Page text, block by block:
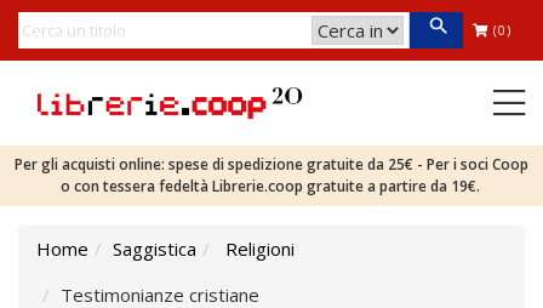
(0)
Per gli acquisti online: spese di spedizione gratuite da 25€ - Per i soci Coop
o con tessera fedeltà Librerie.coop gratuite a partire da 19€.
Home Saggistica
Religioni
Testimonianze cristiane